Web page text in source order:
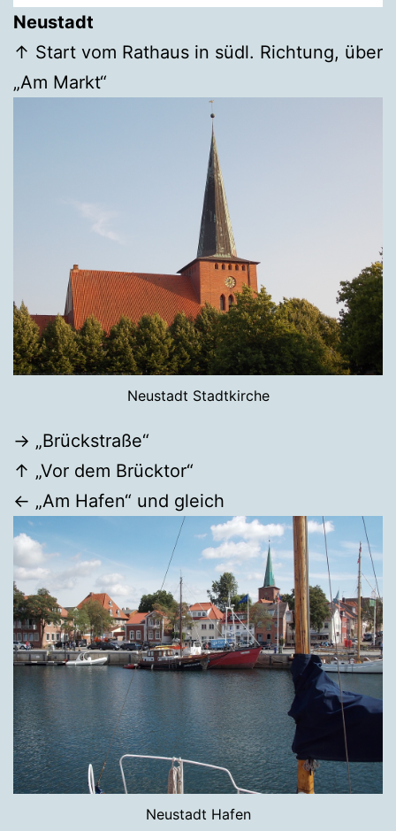
Neustadt
↑ Start vom Rathaus in südl. Richtung, über
„Am Markt“
Neustadt Stadtkirche
→ „Brückstraße“
↑ „Vor dem Brücktor“
← „Am Hafen“ und gleich
Neustadt Hafen